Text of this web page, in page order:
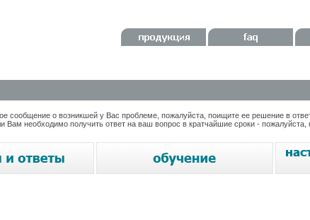
о возникшей у Вас проблеме, пожалуйста, поищите ее решение в
необходимо получить ответ на ваш вопрос в кратчайшие сроки -